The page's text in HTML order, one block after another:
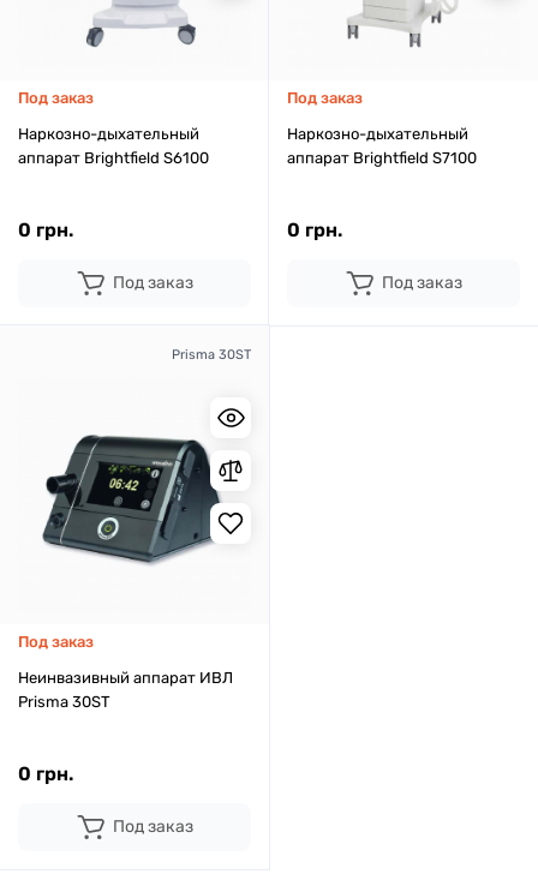
Под заказ
Наркозно-дыхательный
аппарат Brightfield S6100
0 грн.
Под заказ
Под заказ
Наркозно-дыхательный
аппарат Brightfield S7100
0 грн.
Под заказ
Prisma 30ST
Под заказ
Неинвазивный аппарат ИВЛ
Prisma 30ST
0 грн.
Под заказ